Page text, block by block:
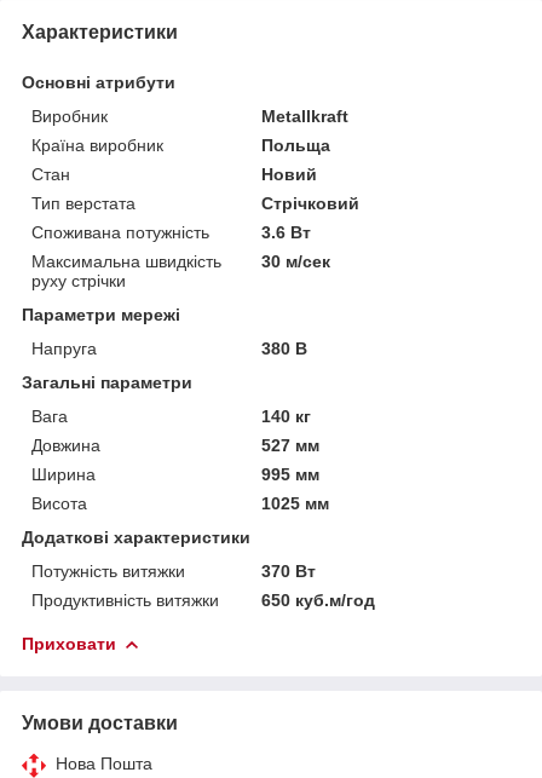
Характеристики
Основні атрибути
Виробник
Metallkraft
Країна виробник
Польща
Стан
Новий
Тип верстата
Стрічковий
Споживана потужність
3.6 Вт
Максимальна швидкість
руху стрічки
30 м/сек
Параметри мережі
Напруга
380 В
Загальні параметри
Вага
140 кг
Довжина
527 мм
Ширина
995 мм
Висота
1025 мм
Додаткові характеристики
Потужність витяжки
370 Вт
Продуктивність витяжки
650 куб.м/год
Приховати
Умови доставки
Нова Пошта